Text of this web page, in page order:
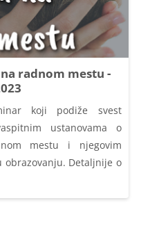
radnom mestu -
koji podiže svest
ustanovama o
mestu i njegovim
obrazovanju. Detaljnije o